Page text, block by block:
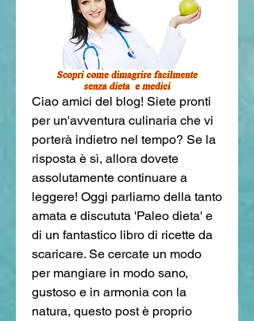
Ciao amici del blog! Siete pronti
per un'avventura culinaria che vi
porterà indietro nel tempo? Se la
risposta è sì, allora dovete
assolutamente continuare a
leggere! Oggi parliamo della tanto
amata e discututa 'Paleo dieta' e
di un fantastico libro di ricette da
scaricare. Se cercate un modo
per mangiare in modo sano,
gustoso e in armonia con la
natura, questo post è proprio